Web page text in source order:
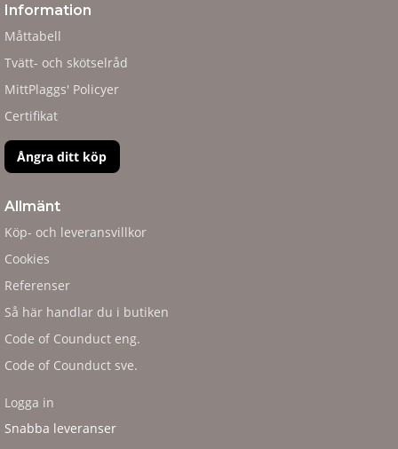
Information
Måttabell
Tvätt- och skötselråd
MittPlaggs' Policyer
Certifikat
Ångra ditt köp
Allmänt
Köp- och leveransvillkor
Cookies
Referenser
Så här handlar du i butiken
Code of Counduct eng.
Code of Counduct sve.
Logga in
Snabba leveranser